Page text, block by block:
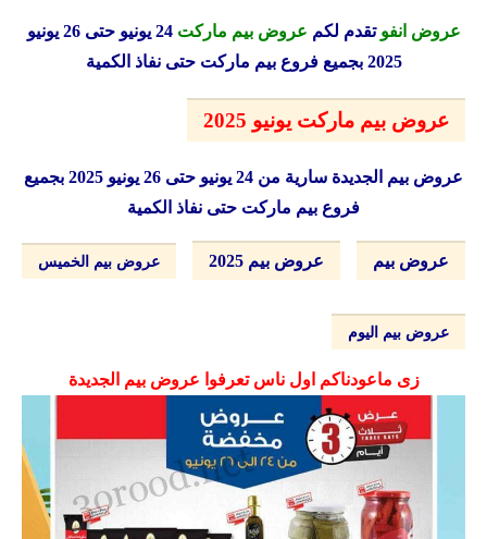
عروض انفو تقدم لكم عروض بيم ماركت
24 يونيو حتى 26 يونيو
2025 بجميع فروع بيم ماركت حتى نفاذ الكمية
عروض بيم ماركت يونيو 2025
عروض بيم الجديدة
سارية من 24 يونيو حتى 26 يونيو 2025 بجميع
فروع بيم ماركت حتى نفاذ الكمية
عروض بيم عروض بيم 2025 عروض بيم الخميس
عروض بيم اليوم
زى ماعودناكم اول ناس تعرفوا عروض بيم الجديدة